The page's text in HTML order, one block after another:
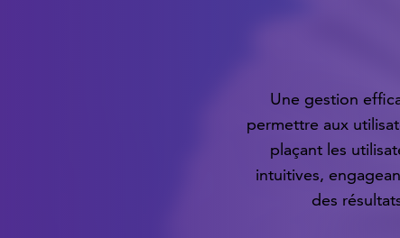
Une gestion
permettre aux
plaçant les
intuitives,
des